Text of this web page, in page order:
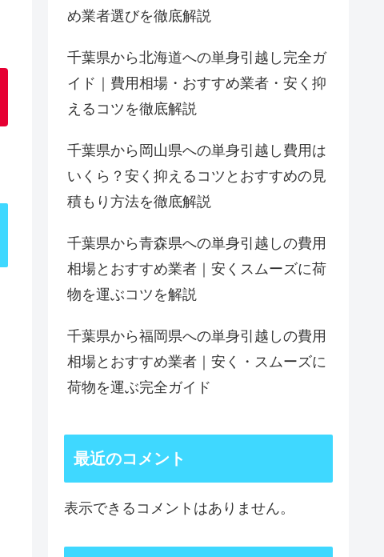
め業者選びを徹底解説
千葉県から北海道への単身引越し完全ガ
イド｜費用相場・おすすめ業者・安く抑
えるコツを徹底解説
千葉県から岡山県への単身引越し費用は
いくら？安く抑えるコツとおすすめの見
積もり方法を徹底解説
千葉県から青森県への単身引越しの費用
相場とおすすめ業者｜安くスムーズに荷
物を運ぶコツを解説
千葉県から福岡県への単身引越しの費用
相場とおすすめ業者｜安く・スムーズに
荷物を運ぶ完全ガイド
最近のコメント
表示できるコメントはありません。